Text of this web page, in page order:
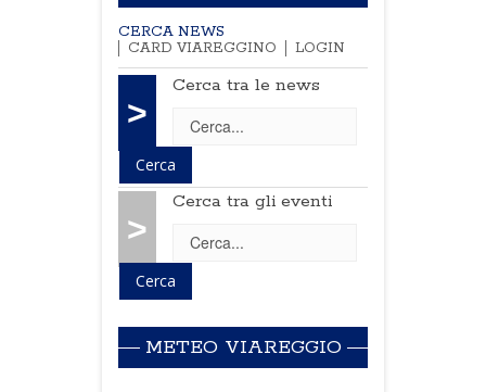
CERCA NEWS
CARD VIAREGGINO
LOGIN
>
Cerca tra le news
>
Cerca tra gli eventi
METEO VIAREGGIO